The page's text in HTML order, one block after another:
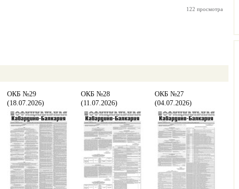
122 просмотра
ОКБ №29
(18.07.2026)
ОКБ №28
(11.07.2026)
ОКБ №27
(04.07.2026)